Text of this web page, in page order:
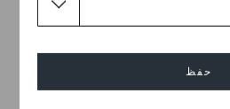
حفظ